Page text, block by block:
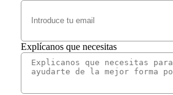
Explícanos que necesitas